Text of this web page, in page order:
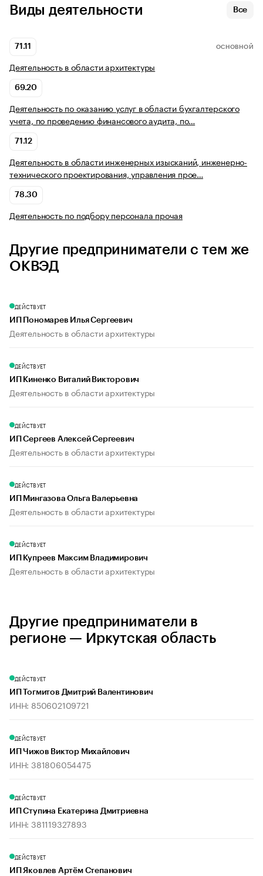
Виды деятельности Все
71.11 ОСНОВНОЙ
Деятельность в области архитектуры
69.20
Деятельность по оказанию услуг в области бухгалтерского
учета, по проведению финансового аудита, по…
71.12
Деятельность в области инженерных изысканий, инженерно-
технического проектирования, управления прое…
78.30
Деятельность по подбору персонала прочая
Другие предприниматели с тем же
ОКВЭД
ДЕЙСТВУЕТ
ИП Пономарев Илья Сергеевич
Деятельность в области архитектуры
ДЕЙСТВУЕТ
ИП Киненко Виталий Викторович
Деятельность в области архитектуры
ДЕЙСТВУЕТ
ИП Сергеев Алексей Сергеевич
Деятельность в области архитектуры
ДЕЙСТВУЕТ
ИП Мингазова Ольга Валерьевна
Деятельность в области архитектуры
ДЕЙСТВУЕТ
ИП Купреев Максим Владимирович
Деятельность в области архитектуры
Другие предприниматели в
регионе — Иркутская область
ДЕЙСТВУЕТ
ИП Тогмитов Дмитрий Валентинович
ИНН: 850602109721
ДЕЙСТВУЕТ
ИП Чижов Виктор Михайлович
ИНН: 381806054475
ДЕЙСТВУЕТ
ИП Ступина Екатерина Дмитриевна
ИНН: 381119327893
ДЕЙСТВУЕТ
ИП Яковлев Артём Степанович